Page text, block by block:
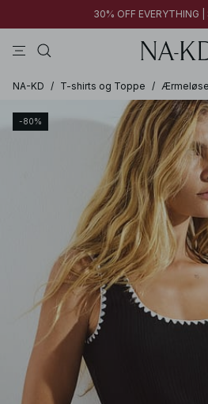
30% OFF EVERYTHING
NA-KD / T-shirts og Toppe /
-80%